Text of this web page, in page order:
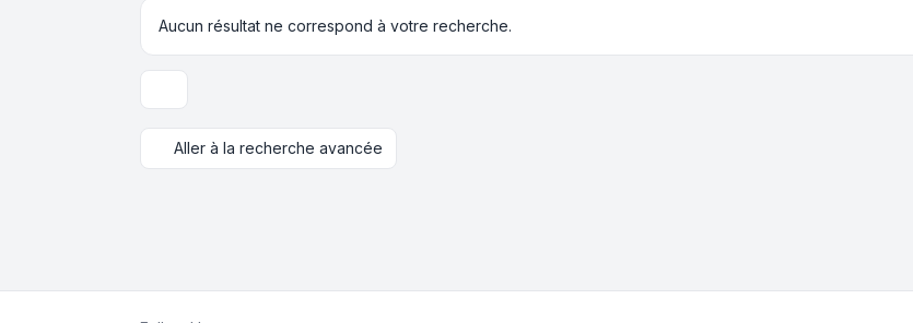
Aucun résultat ne correspond à votre recherche.
Aller à la recherche avancée